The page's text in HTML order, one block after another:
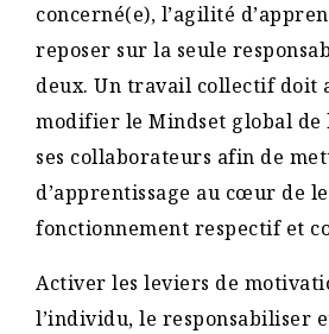
concerné(e), l’agilité
reposer sur la seule
deux. Un travail collectif doit
modifier le Mindset global de
ses collaborateurs afin de
d’apprentissage au cœur de
fonctionnement respectif et
Activer les leviers de
l’individu, le responsabiliser